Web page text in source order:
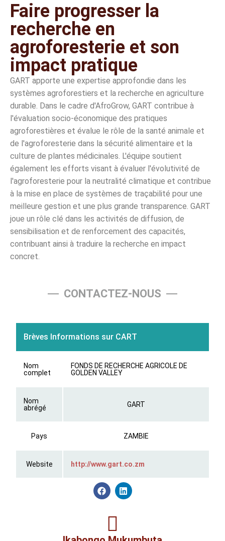
Faire progresser la
recherche en
agroforesterie et son
impact pratique
GART apporte une expertise approfondie dans les
systèmes agroforestiers et la recherche en agriculture
durable. Dans le cadre d'AfroGrow, GART contribue à
l'évaluation socio-économique des pratiques
agroforestières et évalue le rôle de la santé animale et
de l'agroforesterie dans la sécurité alimentaire et la
culture de plantes médicinales. L'équipe soutient
également les efforts visant à évaluer l'évolutivité de
l'agroforesterie pour la neutralité climatique et contribue
à la mise en place de systèmes de traçabilité pour une
meilleure gestion et une plus grande transparence. GART
joue un rôle clé dans les activités de diffusion, de
sensibilisation et de renforcement des capacités,
contribuant ainsi à traduire la recherche en impact
concret.
CONTACTEZ-NOUS
Brèves Informations sur CART
Nom
complet
FONDS DE RECHERCHE AGRICOLE DE
GOLDEN VALLEY
Nom
abrégé
GART
Pays ZAMBIE
Website http://www.gart.co.zm